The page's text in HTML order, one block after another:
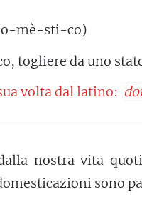
mè-sti-co)
togliere da uno
volta dal latino:
nostra vita
sono